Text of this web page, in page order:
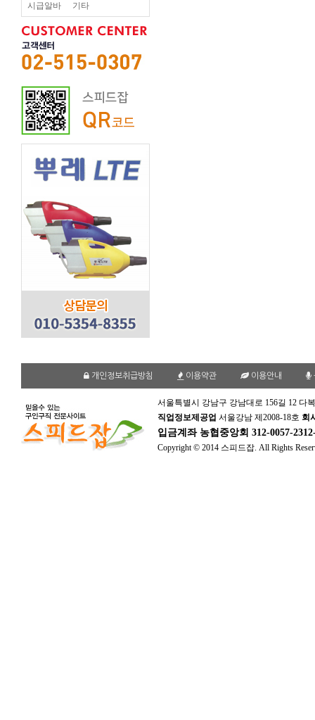
시급알바 기타
개인정보취급방침 이용약관 이용안내
서울특별시 강남구 강남대로 156길 12 다
직업정보제공업 서울강남 제2008-18호 회
입금계좌 농협중앙회 312-0057-
Copyright © 2014 스피드잡. All Rights